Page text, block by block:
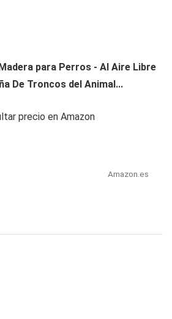
para Perros - Al Aire Libre
De Troncos del Animal...
precio en Amazon
Amazon.es